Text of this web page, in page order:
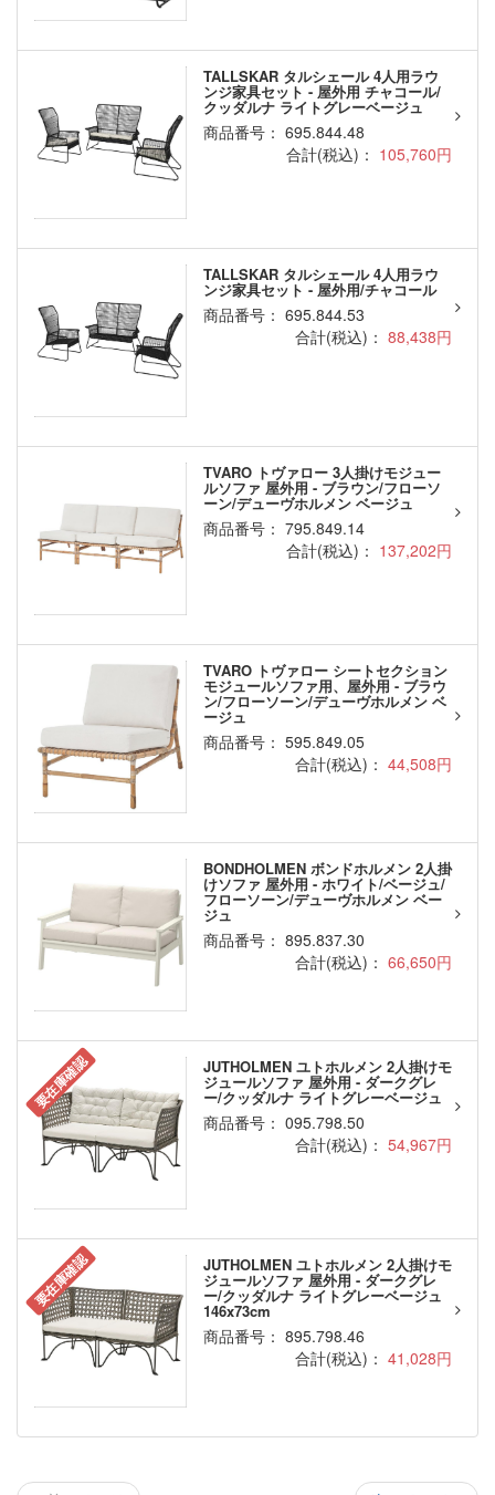
TALLSKAR タルシェール 4人用ラウ
ンジ家具セット - 屋外用 チャコール/
クッダルナ ライトグレーベージュ
商品番号： 695.844.48
合計(税込)： 105,760円
TALLSKAR タルシェール 4人用ラウ
ンジ家具セット - 屋外用/チャコール
商品番号： 695.844.53
合計(税込)： 88,438円
TVARO トヴァロー 3人掛けモジュー
ルソファ 屋外用 - ブラウン/フローソ
ーン/デューヴホルメン ベージュ
商品番号： 795.849.14
合計(税込)： 137,202円
TVARO トヴァロー シートセクション
モジュールソファ用、屋外用 - ブラウ
ン/フローソーン/デューヴホルメン ベ
ージュ
商品番号： 595.849.05
合計(税込)： 44,508円
BONDHOLMEN ボンドホルメン 2人掛
けソファ 屋外用 - ホワイト/ベージュ/
フローソーン/デューヴホルメン ベー
ジュ
商品番号： 895.837.30
合計(税込)： 66,650円
要在庫確認 JUTHOLMEN ユトホルメン 2人掛けモ
ジュールソファ 屋外用 - ダークグレ
ー/クッダルナ ライトグレーベージュ
商品番号： 095.798.50
合計(税込)： 54,967円
要在庫確認 JUTHOLMEN ユトホルメン 2人掛けモ
ジュールソファ 屋外用 - ダークグレ
ー/クッダルナ ライトグレーベージュ
146x73cm
商品番号： 895.798.46
合計(税込)： 41,028円